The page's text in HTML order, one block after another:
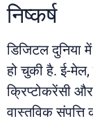
निष्कर्ष
डिजिटल दुनिया
हो चुकी है. ई-
क्रिप्टोकरेंसी
वास्तविक